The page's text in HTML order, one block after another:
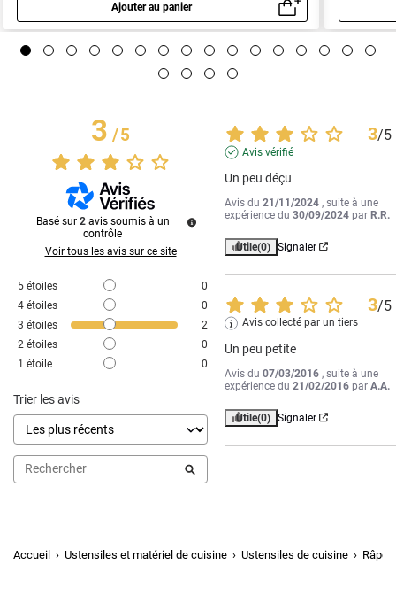
Ajouter au panier
Aperçu rapide
3/5
Basé sur 2 avis soumis à un
contrôle
Voir tous les avis sur ce site
5 étoiles
0
4 étoiles
0
3 étoiles
2
2 étoiles
0
1 étoile 0
Trier les avis
3/5
Avis vérifié
Un peu déçu
Avis du21/11/2024 , suite à une
expérience du30/09/2024 parR.R.
Utile(0) Signaler
3/5
Avis collecté par un tiers
Un peu petite
Avis du07/03/2016 , suite à une
expérience du21/02/2016 parA.A.
Utile(0) Signaler
Accueil Ustensiles et matériel de cuisine Ustensiles de cuisine